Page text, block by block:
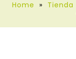
Home » Tienda